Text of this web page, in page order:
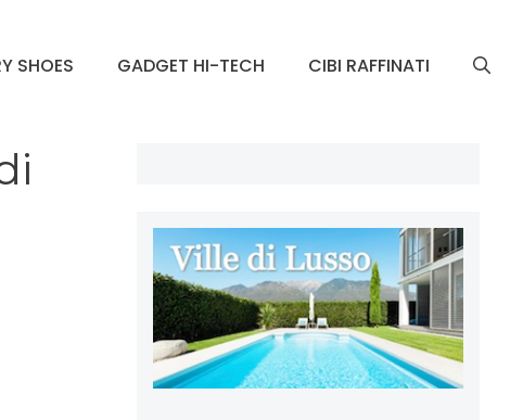
SHOES GADGET HI-TECH CIBI RAFFINATI